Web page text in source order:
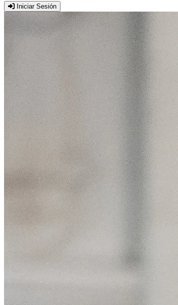
Iniciar Sesión